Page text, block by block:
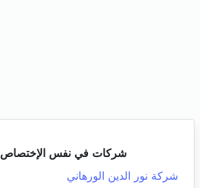
شركات في نفس الإختصاص
شركة نور الدين الورهاني